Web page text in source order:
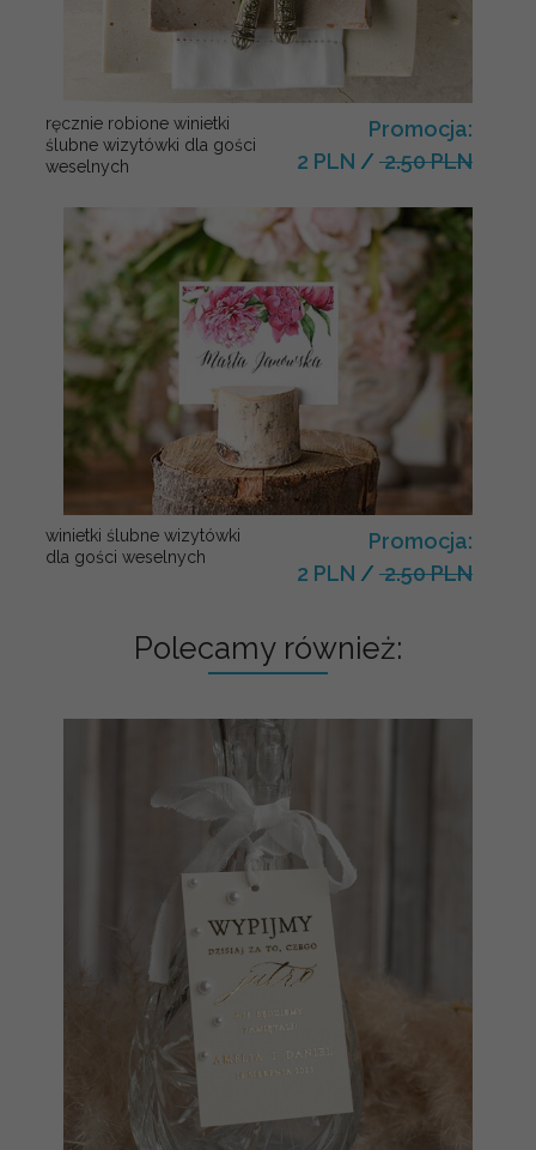
ręcznie robione winietki
ślubne wizytówki dla gości
weselnych
Promocja:
2 PLN / 2.50 PLN
winietki ślubne wizytówki
dla gości weselnych
Promocja:
2 PLN / 2.50 PLN
Polecamy również: